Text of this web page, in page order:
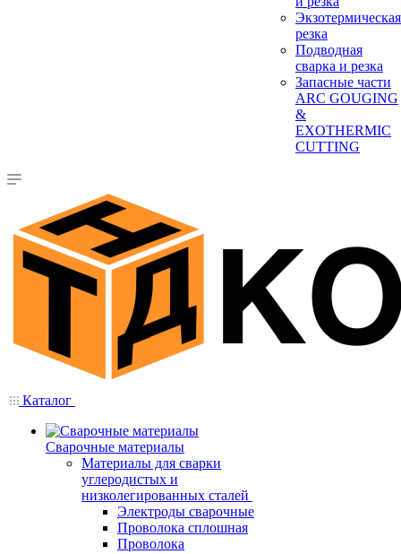
Экзотермическая
резка
Подводная
сварка и резка
Запасные части
ARC GOUGING
&
EXOTHERMIC
CUTTING
Каталог
Сварочные материалы
Материалы для сварки
углеродистых и
низколегированных сталей
Электроды сварочные
Проволока сплошная
Проволока